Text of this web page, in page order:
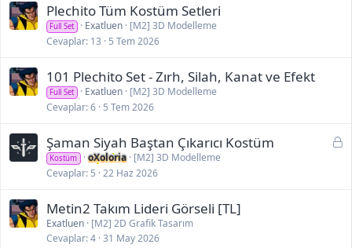
Plechito Tüm Kostüm Setleri
Full Set Exatluen
[M2] 3D Modelleme
Cevaplar 13 5 Tem 2026
101 Plechito Set - Zırh, Silah, Kanat ve Efekt
Full Set Exatluen
[M2] 3D Modelleme
Cevaplar 6 5 Tem 2026
K
Şaman Siyah Baştan Çıkarıcı Kostüm
Kostüm oXoloria
[M2] 3D Modelleme
Cevaplar 5 22 Haz 2026
Metin2 Takım Lideri Görseli [TL]
Exatluen [M2] 2D Grafik Tasarım
Cevaplar 4 31 May 2026